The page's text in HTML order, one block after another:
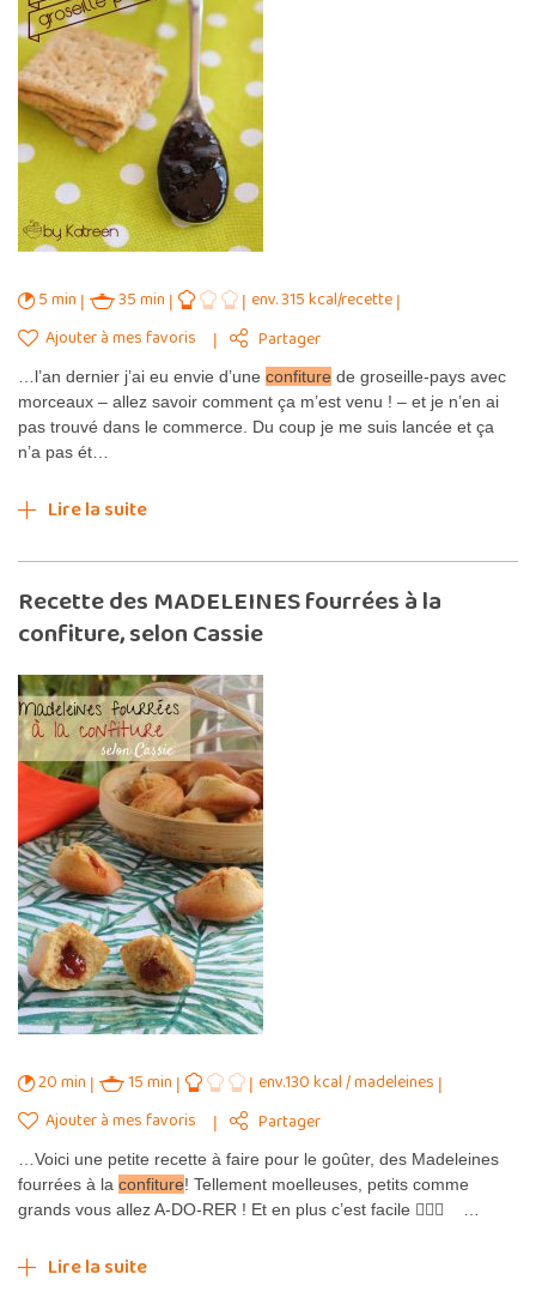
5 min 35 min
env. 315 kcal/recette
Ajouter à mes favoris
Partager
…l’an dernier j’ai eu envie d’une confiture de groseille-pays avec
morceaux – allez savoir comment ça m’est venu ! – et je n’en ai
pas trouvé dans le commerce. Du coup je me suis lancée et ça
n’a pas ét…
Lire la suite
Recette des MADELEINES fourrées à la
confiture, selon Cassie
20 min 15 min
env.130 kcal / madeleines
Ajouter à mes favoris
Partager
…Voici une petite recette à faire pour le goûter, des Madeleines
fourrées à la confiture! Tellement moelleuses, petits comme
grands vous allez A-DO-RER ! Et en plus c’est facile 🤷🏾‍♀️ …
Lire la suite